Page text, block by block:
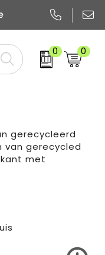
0 0
gerecycleerd
van gerecycled
met